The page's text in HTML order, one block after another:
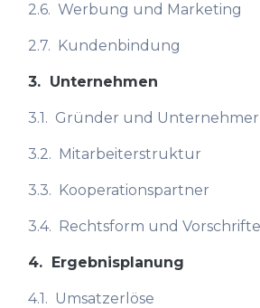
2.6. Werbung und Marketing
2.7. Kundenbindung
3. Unternehmen
3.1. Gründer und Unternehmer
3.2. Mitarbeiterstruktur
3.3. Kooperationspartner
3.4. Rechtsform und
4. Ergebnisplanung
4.1. Umsatzerlöse